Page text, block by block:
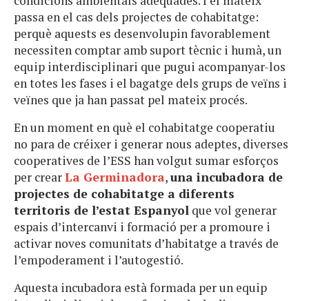
passa en el cas dels projectes de cohabitatge:
perquè aquests es desenvolupin favorablement
necessiten comptar amb suport tècnic i humà, un
equip interdisciplinari que pugui acompanyar-los
en totes les fases i el bagatge dels grups de veïns i
veïnes que ja han passat pel mateix procés.
En un moment en què el cohabitatge cooperatiu
no para de créixer i generar nous adeptes, diverses
cooperatives de l’ESS han volgut sumar esforços
per crearLa Germinadora,una incubadora de
projectes de cohabitatge a diferents
territoris de l’estat Espanyol que vol generar
espais d’intercanvi i formació per a promoure i
activar noves comunitats d’habitatge a través de
l’empoderament i l’autogestió.
Aquesta incubadora està formada per un equip